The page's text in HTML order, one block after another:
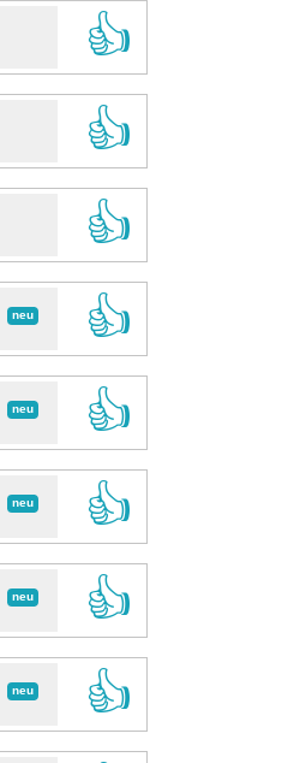
👍
👍
👍
neu
👍
neu
👍
neu
👍
neu
👍
neu
👍